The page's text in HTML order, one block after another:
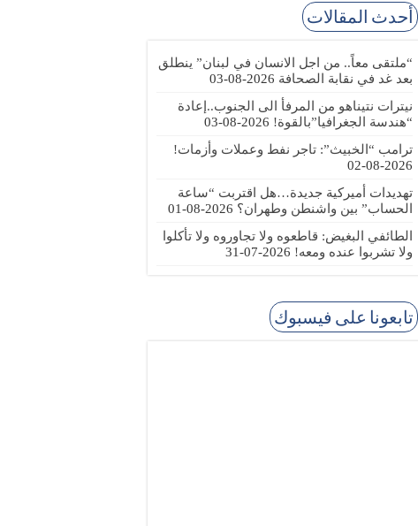
أحدث المقالات
“ملتقى معاً.. من اجل الانسان في لبنان” ينطلق
بعد غد في نقابة الصحافة 2026-08-03
نيترات نتيناهو من المرفأ الى الجنوب..إعادة
“هندسة الجغرافيا”بالقوة! 2026-08-03
ترامب “الخبيث”: تاجر نفط وعملات وأزمات!
2026-08-02
تهديدات أميركية جديدة…هل اقتربت “ساعة
الحساب” بين واشنطن وطهران؟ 2026-08-01
الطائفي البغيض: قاطعوه ولا تجاوروه ولا تأكلوا
ولا تشربوا عنده ومعه! 2026-07-31
تابعونا على فيسبوك